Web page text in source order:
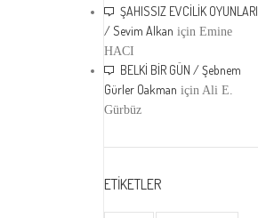
ŞAHISSIZ EVCİLİK OYUNLARI
/ Sevim Alkan içinEmine
HACI
BELKİ BİR GÜN / Şebnem
Gürler Oakman içinAli E.
Gürbüz
ETİKETLER